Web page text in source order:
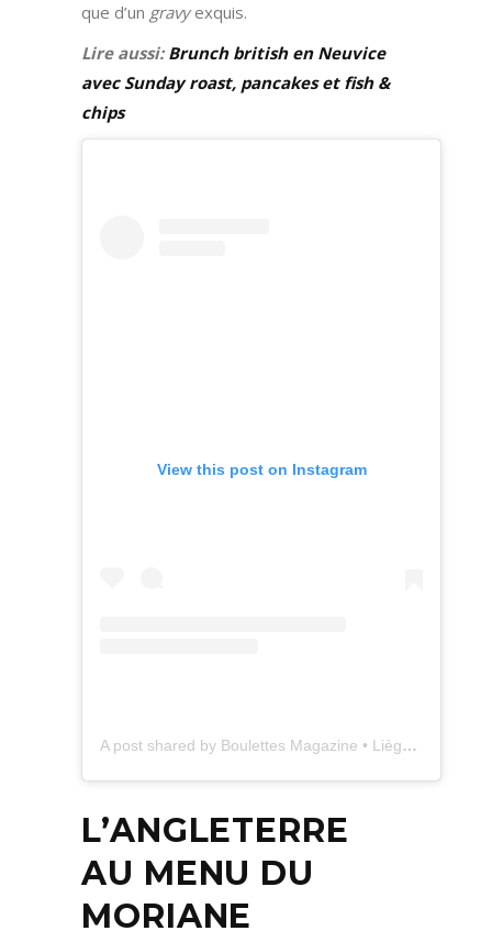
que d’un gravyexquis.
Lire aussi:Brunch british en Neuvice
avec Sunday roast, pancakes et fish &
chips
View this post on Instagram
A post shared by Boulettes Magazine • Liège&+ (@boulettesmagazine)
L’ANGLETERRE
AU MENU DU
MORIANE